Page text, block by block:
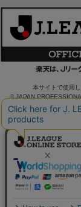
本サイトで使用
© JAPAN